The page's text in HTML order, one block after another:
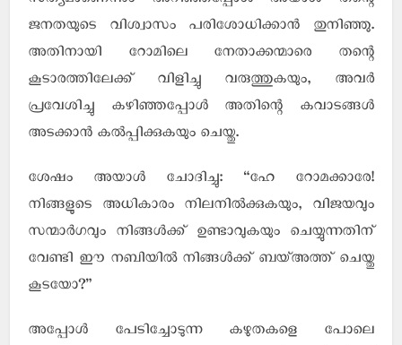
ജനതയുടെ വിശ്വാസം പരിശോധിക്കാന്‍ തുനിഞ്ഞു.
അതിനായി റോമിലെ നേതാക്കന്മാരെ തന്റെ
കൂടാരത്തിലേക്ക് വിളിച്ചു വരുത്തുകയും, അവര്‍
പ്രവേശിച്ചു കഴിഞ്ഞപ്പോള്‍ അതിന്റെ കവാടങ്ങള്‍
അടക്കാന്‍ കല്‍പ്പിക്കുകയും ചെയ്തു.
ശേഷം അയാള്‍ ചോദിച്ചു: “ഹേ റോമക്കാരേ!
നിങ്ങളുടെ അധികാരം നിലനില്‍ക്കുകയും, വിജയവും
സന്മാര്‍ഗവും നിങ്ങള്‍ക്ക് ഉണ്ടാവുകയും ചെയ്യുന്നതിന്
വേണ്ടി ഈ നബിയില്‍ നിങ്ങള്‍ക്ക് ബയ്അത്ത് ചെയ്തു
കൂടയോ?”
അപ്പോള്‍ പേടിച്ചോടുന്ന കഴുതകളെ പോലെ